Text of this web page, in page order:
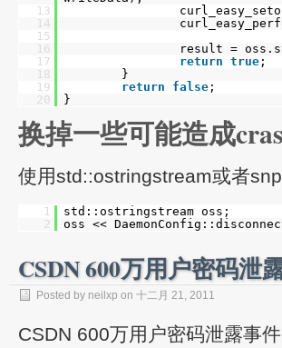
13
14
15
16
result =
17
return true;
18
}
19
return false;
20
}
换掉一些可能造成
使用std::ostringstream或者
1
std::ostringstream oss;
2
oss <<
CSDN 600万用户密码泄
Posted by neilxp on 十二月 21, 2011
CSDN 600万用户密码泄露事